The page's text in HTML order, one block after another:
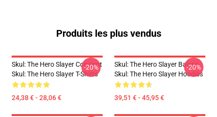
Produits les plus vendus
Skul: The Hero Slayer Convient
Skul: The Hero Slayer T-Shirts
24,38 € - 28,06 €
-20%
Skul: The Hero Slayer Baisse
Skul: The Hero Slayer Hoodies
39,51 € - 45,95 €
-20%